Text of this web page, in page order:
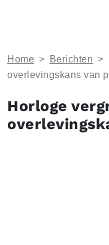
Home > Berichten >
overlevingskans van
Horloge